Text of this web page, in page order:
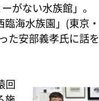
がない水族館」。
海水族園」(東京・
た安部義孝氏に話を
回